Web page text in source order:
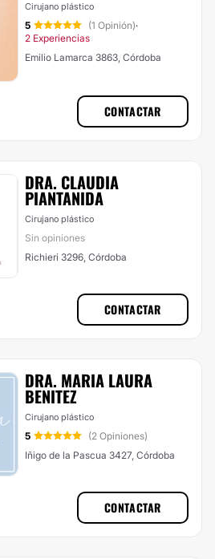
Cirujano plástico
5 (1 Opinión)·
2 Experiencias
Emilio Lamarca 3863, Córdoba
CONTACTAR
DRA. CLAUDIA
PIANTANIDA
Cirujano plástico
Sin opiniones
Richieri 3296, Córdoba
CONTACTAR
DRA. MARIA LAURA
BENITEZ
Cirujano plástico
5
(2 Opiniones)
Iñigo de la Pascua 3427, Córdoba
CONTACTAR